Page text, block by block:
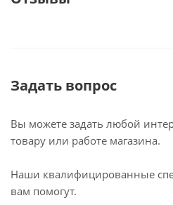
Задать вопрос
Вы можете задать любой
товару или работе магазина.
Наши квалифицированные
вам помогут.